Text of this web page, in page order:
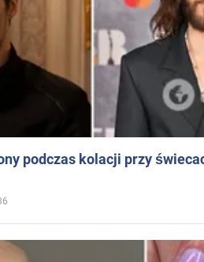
podczas kolacji przy